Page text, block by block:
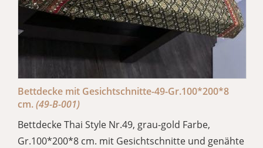
Bettdecke mit Gesichtschnitte-49-Gr.100*200*8
cm.(49-B-001)
Bettdecke Thai Style Nr.49, grau-gold Farbe,
Gr.100*200*8 cm. mit Gesichtschnitte und genähte